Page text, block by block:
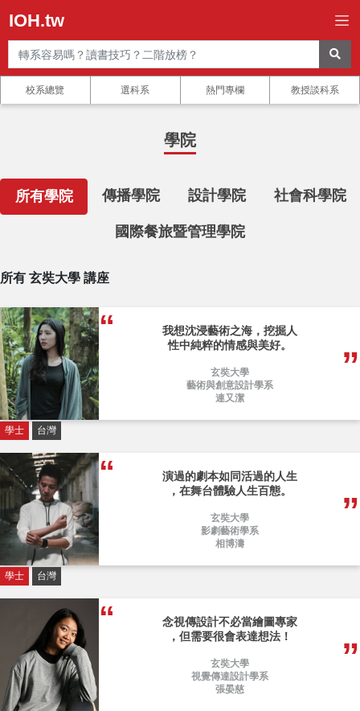
IOH.tw
校系總覽 選科系 熱門專欄 教授談科系
學院
所有學院 傳播學院 設計學院 社會科學院
國際餐旅暨管理學院
所有 玄奘大學 講座
我想沈浸藝術之海，挖掘人
性中純粹的情感與美好。
玄奘大學
藝術與創意設計學系
連又潔
學士 台灣
演過的劇本如同活過的人生
，在舞台體驗人生百態。
玄奘大學
影劇藝術學系
相博濤
學士 台灣
念視傳設計不必當繪圖專家
，但需要很會表達想法！
玄奘大學
視覺傳達設計學系
張晏慈